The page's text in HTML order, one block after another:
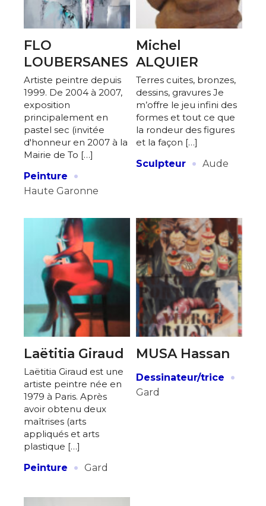
FLO
LOUBERSANES
Artiste peintre depuis
1999. De 2004 à 2007,
exposition
principalement en
pastel sec (invitée
d'honneur en 2007 à la
Mairie de To […]
Peinture
·
Haute Garonne
Michel
ALQUIER
Terres cuites, bronzes,
dessins, gravures Je
m’offre le jeu infini des
formes et tout ce que
la rondeur des figures
et la façon […]
Sculpteur · Aude
Laëtitia Giraud
Laëtitia Giraud est une
artiste peintre née en
1979 à Paris. Après
avoir obtenu deux
maîtrises (arts
appliqués et arts
plastique […]
Peinture
· Gard
MUSA Hassan
Dessinateur/trice ·
Gard